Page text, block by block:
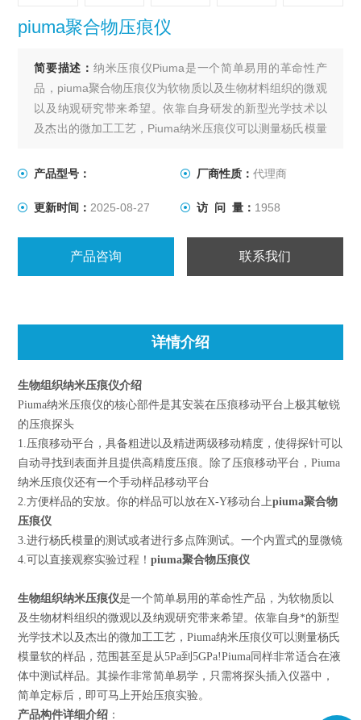
piuma聚合物压痕仪
简要描述： 纳米压痕仪Piuma是一个简单易用的革命性产
品，piuma聚合物压痕仪为软物质以及生物材料组织的微观
以及纳观研究带来希望。依靠自身研发的新型光学技术以
及杰出的微加工工艺，Piuma纳米压痕仪可以测量杨氏模量
合在液体中测试样品。其操作非常简单易学，只需将探头
产品型号： 厂商性质： 代理商
更新时间： 2025-08-27 访 问 量： 1958
产品咨询 联系我们
详情介绍
生物组织纳米压痕仪介绍
Piuma纳米压痕仪的核心部件是其安装在压痕移动平台上极其敏锐
的压痕探头
1.压痕移动平台，具备粗进以及精进两级移动精度，使得探针可以
自动寻找到表面并且提供高精度压痕。除了压痕移动平台，Piuma
纳米压痕仪还有一个手动样品移动平台
2.方便样品的安放。你的样品可以放在X-Y移动台上piuma聚合物
压痕仪
3.进行杨氏模量的测试或者进行多点阵测试。一个内置式的显微镜
4.可以直接观察实验过程！piuma聚合物压痕仪
生物组织纳米压痕仪是一个简单易用的革命性产品，为软物质以
及生物材料组织的微观以及纳观研究带来希望。依靠自身*的新型
光学技术以及杰出的微加工工艺，Piuma纳米压痕仪可以测量杨氏
模量软的样品，范围甚至是从5Pa到5GPa!Piuma同样非常适合在液
体中测试样品。其操作非常简单易学，只需将探头插入仪器中，
简单定标后，即可马上开始压痕实验。
产品构件详细介绍 ：